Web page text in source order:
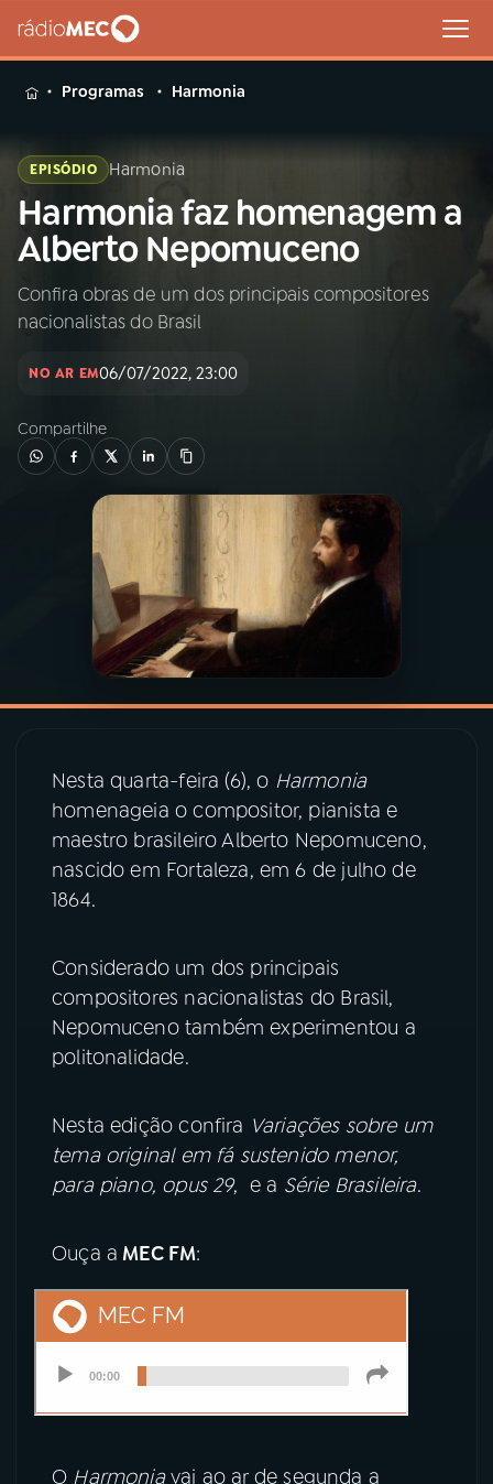
MENU
Buscar
na
Rádio
MEC
Buscar
Início
02A RÁDIO
PROGRAMAÇÃO
PROGRAMAS
07ÚLTIMAS
08PRÊMIO RÁDIO MEC
ACOMPANHE A RÁDIO MEC
YouTube Facebook
Programas Harmonia
EPISÓDIO Harmonia
Harmonia faz homenagem a
Alberto Nepomuceno
Confira obras de um dos principais compositores
nacionalistas do Brasil
NO AR EM06/07/2022, 23:00
Compartilhe
Nesta quarta-feira (6), o Harmonia
homenageia o compositor, pianista e
maestro brasileiro Alberto Nepomuceno,
nascido em Fortaleza, em 6 de julho de
1864.
Considerado um dos principais
compositores nacionalistas do Brasil,
Nepomuceno também experimentou a
politonalidade.
Nesta edição confira Variações sobre um
tema original em fá sustenido menor,
para piano, opus 29, e a Série Brasileira.
Ouça a MEC FM:
O Harmoniavai ao ar de segunda a